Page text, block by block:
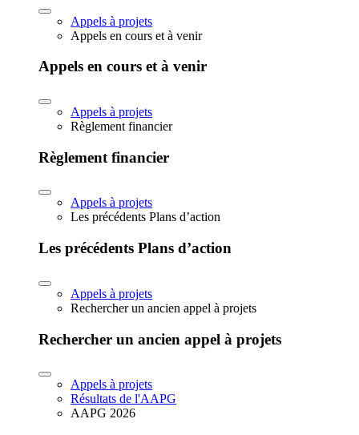
Appels à projets
Appels en cours et à venir
Appels en cours et à venir
Appels à projets
Règlement financier
Règlement financier
Appels à projets
Les précédents Plans d’action
Les précédents Plans d’action
Appels à projets
Rechercher un ancien appel à projets
Rechercher un ancien appel à projets
Appels à projets
Résultats de l'AAPG
AAPG 2026